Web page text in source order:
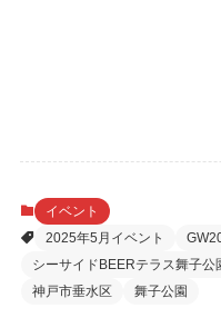
イベント
2025年5月イベント
シーサイドBEERテラス舞子公
神戸市垂水区
舞子公園